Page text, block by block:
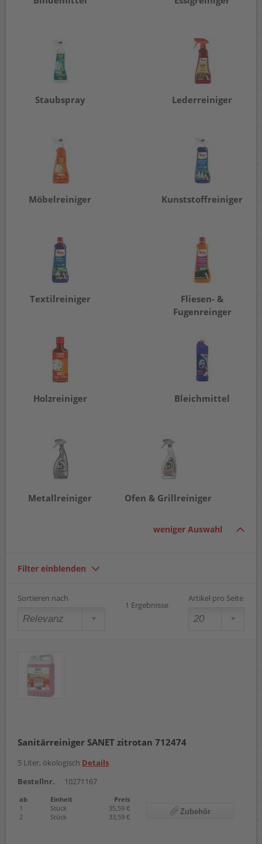
Staubspray Lederreiniger
Möbelreiniger Kunststoffreiniger
Textilreiniger
Fliesen- &
Fugenreinger
Holzreiniger Bleichmittel
Metallreiniger Ofen & Grillreiniger
weniger Auswahl
Filter einblenden
Sortieren nach
1 Ergebnisse
Artikel pro Seite
Sanitärreiniger SANET zitrotan 712474
5 Liter, ökologisch Details
Bestellnr.
10271167
ab Einheit
Preis
1
Stück
35,59 €
2
Stück 33,59 €
Zubehör